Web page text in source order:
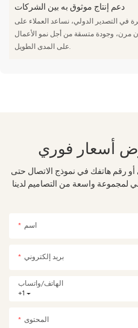
دعم إنتاج موثوق به بين الشركات
في التصدير الدولي، نساعد العملاء على
مرن، وجودة متسقة من أجل نمو الأعمال
على المدى الطويل.
أسعار فوري
رقم هاتفك في نموذج الاتصال حتى
اسم
بريد إلكتروني
+1
الهاتف/واتساب
المحتوى